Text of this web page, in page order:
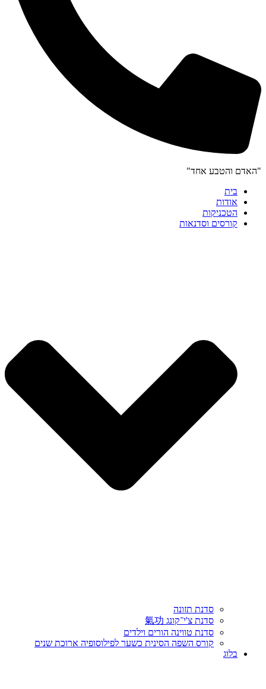
"האדם והטבע אחד"
בית
אודות
הטכניקות
קורסים וסדנאות
סדנת תזונה
סדנת צ'י־קונג 氣功
סדנת טווינה הורים וילדים
קורס השפה הסינית כשער לפילוסופיה ארוכת שנים
בלוג